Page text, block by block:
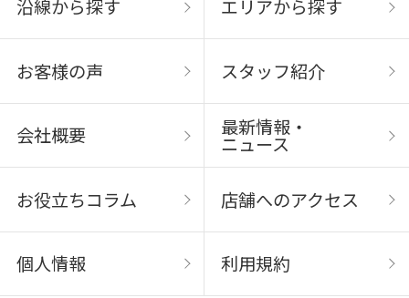
沿線から探す エリアから探す
お客様の声 スタッフ紹介
会社概要 最新情報・
ニュース
お役立ちコラム 店舗へのアクセス
個人情報 利用規約